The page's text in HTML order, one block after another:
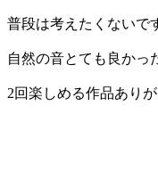
普段は考えたくないで
自然の音とても良かっ
2回楽しめる作品あり